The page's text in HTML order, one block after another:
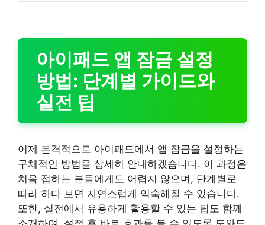
아이패드 앱 잠금 설정
방법: 단계별 가이드와
실전 팁
이제 본격적으로 아이패드에서 앱 잠금을 설정하는
구체적인 방법을 상세히 안내하겠습니다. 이 과정은
처음 접하는 분들에게도 어렵지 않으며, 단계별로
따라 하다 보면 자연스럽게 익숙해질 수 있습니다.
또한, 실전에서 유용하게 활용할 수 있는 팁도 함께